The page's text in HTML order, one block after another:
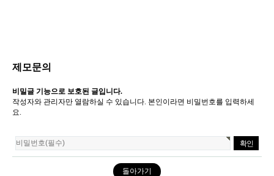
제모문의
비밀글 기능으로 보호된 글입니다.
작성자와 관리자만 열람하실 수 있습니다. 본인이라면 비밀번호를 입력하세
요.
돌아가기